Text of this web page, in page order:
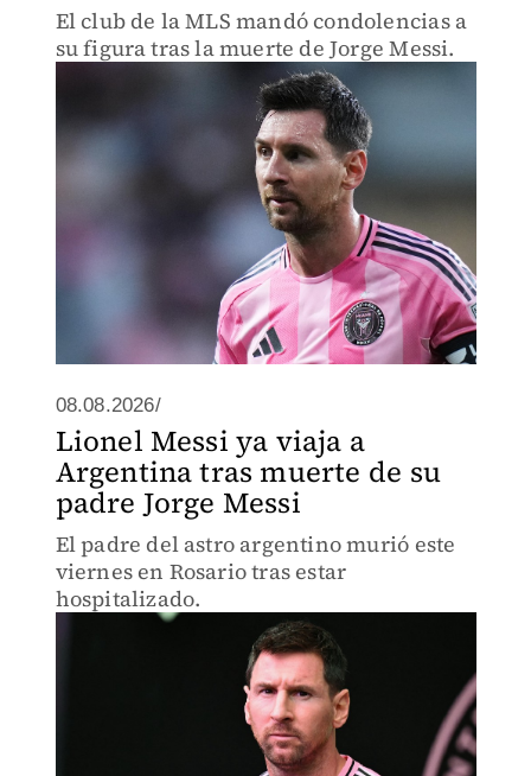
El club de la MLS mandó condolencias a
su figura tras la muerte de Jorge Messi.
08.08.2026/
Lionel Messi ya viaja a
Argentina tras muerte de su
padre Jorge Messi
El padre del astro argentino murió este
viernes en Rosario tras estar
hospitalizado.